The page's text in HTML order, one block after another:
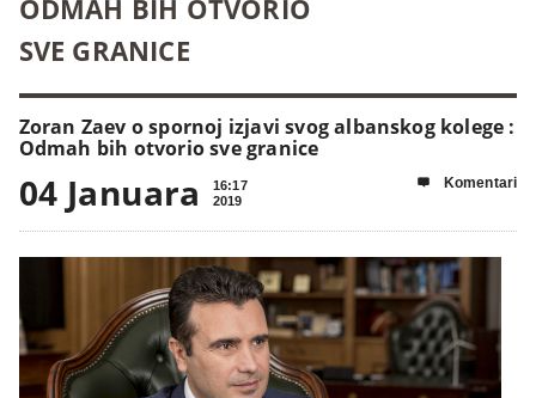
ODMAH BIH OTVORIO
SVE GRANICE
Zoran Zaev o spornoj izjavi svog albanskog kolege :
Odmah bih otvorio sve granice
04 Januara
16:17
2019
 Komentari